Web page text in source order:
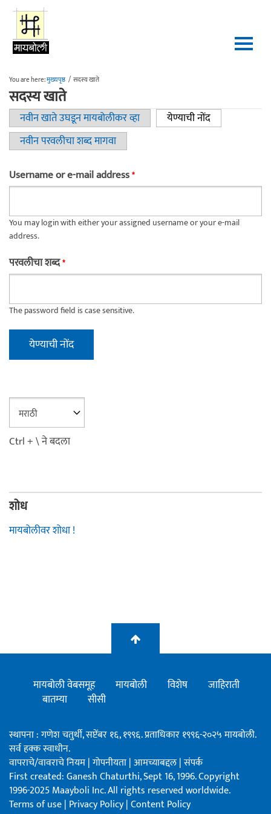
Skip to main content
You are here:मुख्यपृष्ठ / सदस्य खाते
सदस्य खाते
Primary tabs
नवीन खाते उघडून मायबोलीकर व्हा येण्याची नोंद(active tab)
नवीन परवलीचा शब्द मागवा
Username or e-mail address*
You may login with either your assigned username or your e-mail
address.
परवलीचा शब्द*
The password field is case sensitive.
Ctrl + \ ने बदला
शोध
मायबोलीवर शोधा !
मायबोली वेबसमूह मायबोली विशेष
जाहिराती
बातम्या
सीसी
स्थापना : गणेश चतुर्थी, सप्टेंबर १६, १९९६. प्रताधिकार १९९६-२०२५ मायबोली.
सर्व हक्क स्वाधीन.
वापराचे/वावराचे नियम|गोपनीयता|आमच्याबद्दल|संपर्क
First created: Ganesh Chaturthi, Sept 16, 1996. Copyright
1996-2025 Maayboli Inc. All rights reserved worldwide.
Terms of use| Privacy Policy|Content Policy